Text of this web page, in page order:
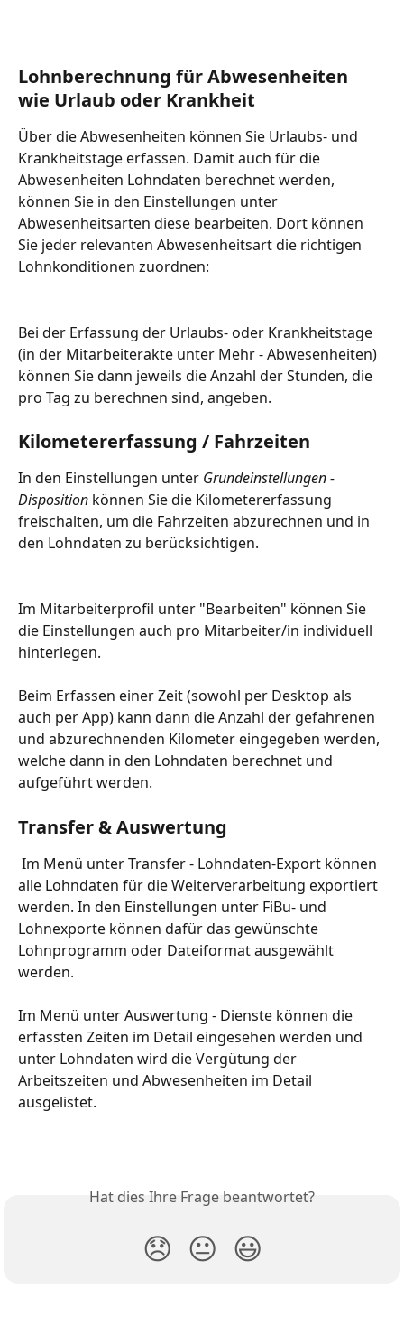
Lohnberechnung für Abwesenheiten
wie Urlaub oder Krankheit
Über die Abwesenheiten können Sie Urlaubs- und
Krankheitstage erfassen. Damit auch für die
Abwesenheiten Lohndaten berechnet werden,
können Sie in den Einstellungen unter
Abwesenheitsarten diese bearbeiten. Dort können
Sie jeder relevanten Abwesenheitsart die richtigen
Lohnkonditionen zuordnen:
Bei der Erfassung der Urlaubs- oder Krankheitstage
(in der Mitarbeiterakte unter Mehr - Abwesenheiten)
können Sie dann jeweils die Anzahl der Stunden, die
pro Tag zu berechnen sind, angeben.
Kilometererfassung / Fahrzeiten
In den Einstellungen unter Grundeinstellungen -
Disposition können Sie die Kilometererfassung
freischalten, um die Fahrzeiten abzurechnen und in
den Lohndaten zu berücksichtigen.
Im Mitarbeiterprofil unter "Bearbeiten" können Sie
die Einstellungen auch pro Mitarbeiter/in individuell
hinterlegen.
Beim Erfassen einer Zeit (sowohl per Desktop als
auch per App) kann dann die Anzahl der gefahrenen
und abzurechnenden Kilometer eingegeben werden,
welche dann in den Lohndaten berechnet und
aufgeführt werden.
Transfer & Auswertung
alle Lohndaten für die Weiterverarbeitung exportiert
werden. In den Einstellungen unter FiBu- und
Lohnexporte können dafür das gewünschte
Lohnprogramm oder Dateiformat ausgewählt
werden.
Im Menü unter Auswertung - Dienste können die
erfassten Zeiten im Detail eingesehen werden und
unter Lohndaten wird die Vergütung der
Arbeitszeiten und Abwesenheiten im Detail
ausgelistet.
Hat dies Ihre Frage beantwortet?
😞 😐 😃